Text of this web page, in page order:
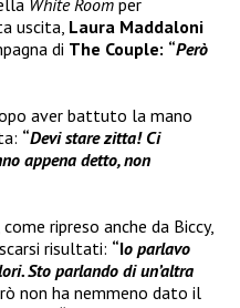
uscita, Laura Maddaloni
di The Couple: “Però
aver battuto la mano
“Devi stare zitta! Ci
appena detto, non
come ripreso anche da Biccy,
risultati: “Io parlavo
Sto parlando di un’altra
non ha nemmeno dato il